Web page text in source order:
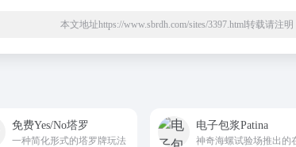
本文地址https://www.sbrdh.com/sites/3397.html转载请注明
免费Yes/No塔罗
一种简化形式的塔罗牌玩法
电子包浆Patina